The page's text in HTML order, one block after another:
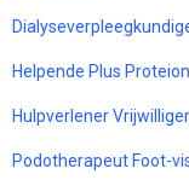
Helpende Plus
Hulpverlener
Podotherapeut Foot-